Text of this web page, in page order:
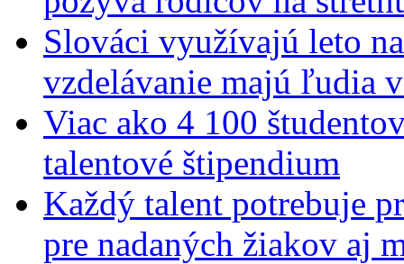
Slováci využívajú leto
vzdelávanie majú ľudia
Viac ako 4 100
talentové štipendium
Každý talent potrebuje
pre nadaných žiakov aj